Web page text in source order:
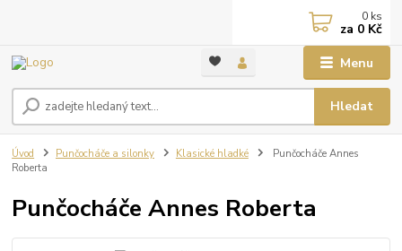
Menu
Hledat
0 ks
za 0 Kč
Úvod Punčocháče a silonky Klasické hladké
Punčocháče Annes
Roberta
Punčocháče Annes Roberta